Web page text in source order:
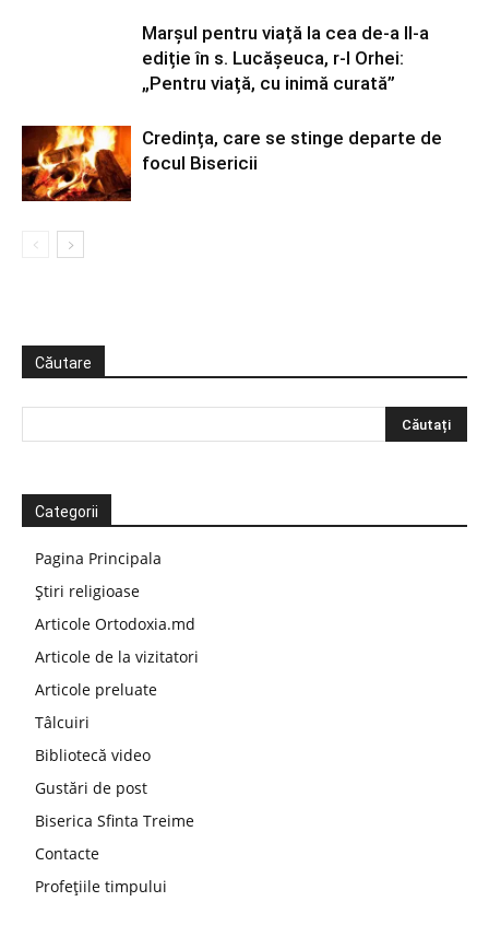
Marșul pentru viață la cea de-a II-a
ediție în s. Lucășeuca, r-l Orhei:
„Pentru viață, cu inimă curată”
Credința, care se stinge departe de
focul Bisericii
Căutare
Categorii
Pagina Principala
Știri religioase
Articole Ortodoxia.md
Articole de la vizitatori
Articole preluate
Tâlcuiri
Bibliotecă video
Gustări de post
Biserica Sfinta Treime
Contacte
Profețiile timpului